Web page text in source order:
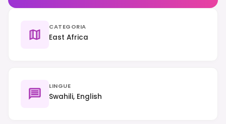
CATEGORIA
East Africa
LINGUE
Swahili, English